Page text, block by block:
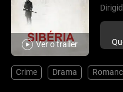
Ver o trailer
Crime Drama